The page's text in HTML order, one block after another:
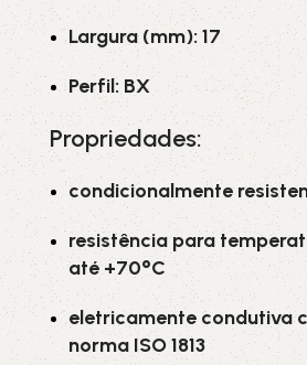
Largura (mm): 17
Perfil: BX
Propriedades:
condicionalmente
resistência para
até +70°C
eletricamente condutiva
norma ISO 1813